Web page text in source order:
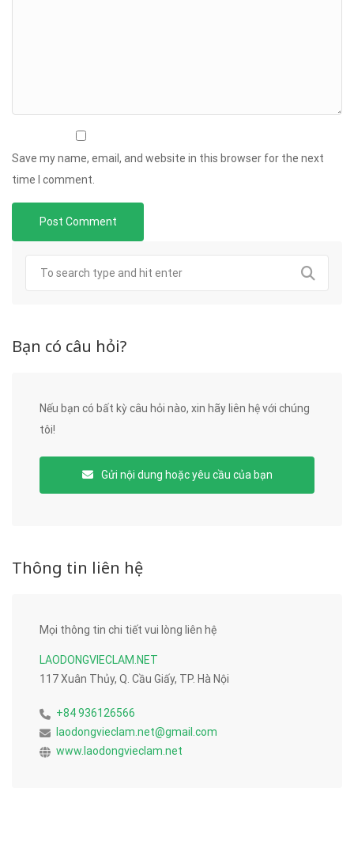
Save my name, email, and website in this browser for the next
time I comment.
Bạn có câu hỏi?
Nếu bạn có bất kỳ câu hỏi nào, xin hãy liên hệ với chúng
tôi!
Gửi nội dung hoặc yêu cầu của bạn
Thông tin liên hệ
Mọi thông tin chi tiết vui lòng liên hệ
LAODONGVIECLAM.NET
117 Xuân Thủy, Q. Cầu Giấy, TP. Hà Nội
+84 936126566
laodongvieclam.net@gmail.com
www.laodongvieclam.net